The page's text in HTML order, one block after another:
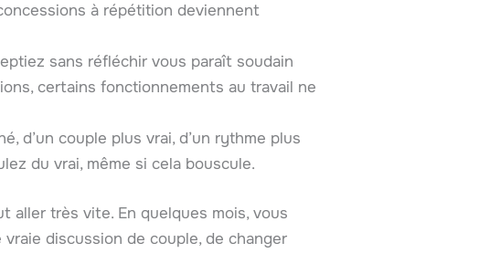
à répétition deviennent
sans réfléchir vous paraît soudain
certains fonctionnements au travail ne
d’un couple plus vrai, d’un rythme plus
du vrai, même si cela bouscule.
aller très vite. En quelques mois, vous
discussion de couple, de changer